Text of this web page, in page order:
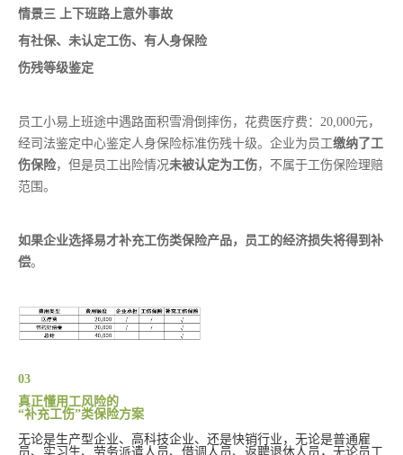
情景三 上下班路上意外事故
有社保、未认定工伤、有人身保险
伤残等级鉴定
员工小易上班途中遇路面积雪滑倒摔伤，花费医疗费：20,000元，
经司法鉴定中心鉴定人身保险标准伤残十级。企业为员工缴纳了工
伤保险，但是员工出险情况未被认定为工伤，不属于工伤保险理赔
范围。
如果企业选择易才补充工伤类保险产品，员工的经济损失将得到补
偿。
03
真正懂用工风险的
“补充工伤”类保险方案
无论是生产型企业、高科技企业、还是快销行业，无论是普通雇
员、实习生、劳务派遣人员、借调人员、返聘退休人员，无论员工